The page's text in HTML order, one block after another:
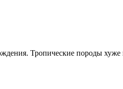
Тропические породы